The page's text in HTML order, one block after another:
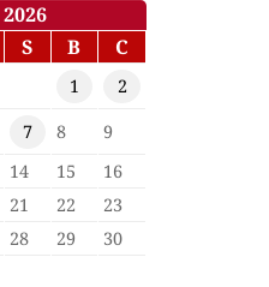
S B C
1
2
7 8
9
14 15
16
21 22
23
28 29
30